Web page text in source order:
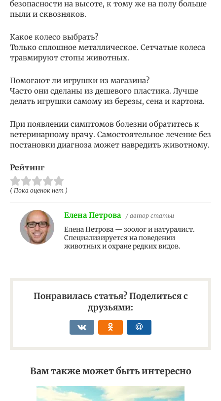
безопасности на высоте, к тому же на полу больше
пыли и сквозняков.
Какое колесо выбрать?
Только сплошное металлическое. Сетчатые колеса
травмируют стопы животных.
Помогают ли игрушки из магазина?
Часто они сделаны из дешевого пластика. Лучше
делать игрушки самому из березы, сена и картона.
При появлении симптомов болезни обратитесь к
ветеринарному врачу. Самостоятельное лечение без
постановки диагноза может навредить животному.
Рейтинг
( Пока оценок нет )
Елена Петрова / автор статьи
Елена Петрова — зоолог и натуралист.
Специализируется на поведении
животных и охране редких видов.
Понравилась статья? Поделиться с
друзьями:
Вам также может быть интересно